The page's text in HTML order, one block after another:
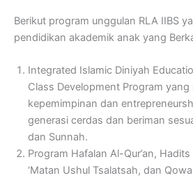
Berikut program unggulan RLA IIBS
pendidikan akademik anak yang
Integrated Islamic Diniyah
Class Development Program
kepemimpinan dan
generasi cerdas dan beriman
dan Sunnah.
Program Hafalan Al-Qur’an,
‘Matan Ushul Tsalatsah, dan